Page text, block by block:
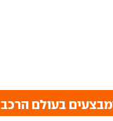
בעולם הרכב